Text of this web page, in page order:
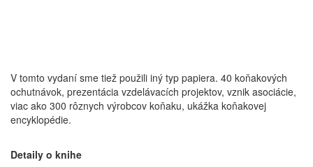
V tomto vydaní sme tiež použili iný typ papiera. 40 koňakových
ochutnávok, prezentácia vzdelávacích projektov, vznik asociácie,
viac ako 300 rôznych výrobcov koňaku, ukážka koňakovej
encyklopédie.
Detaily o knihe